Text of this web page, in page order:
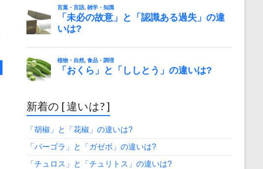
新着の [ 違いは? ]
「胡椒」と「花椒」の違いは?
「パーゴラ」と「ガゼボ」の違いは?
「チュロス」と「チュリトス」の違いは?